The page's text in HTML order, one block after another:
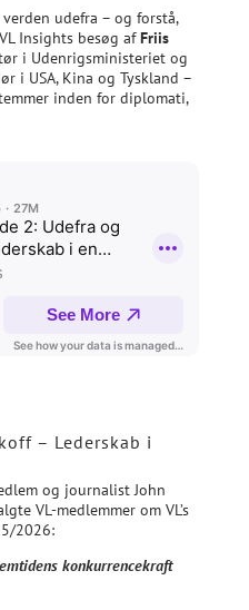
udefra – og forstå,
Insights besøg afFriis
i Udenrigsministeriet og
i USA, Kina og Tyskland –
inden for diplomati,
– Lederskab i
og journalist John
VL-medlemmer om VL’s
2026:
konkurrencekraft